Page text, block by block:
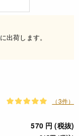
に出荷します。
（3件）
570 円 (税抜)